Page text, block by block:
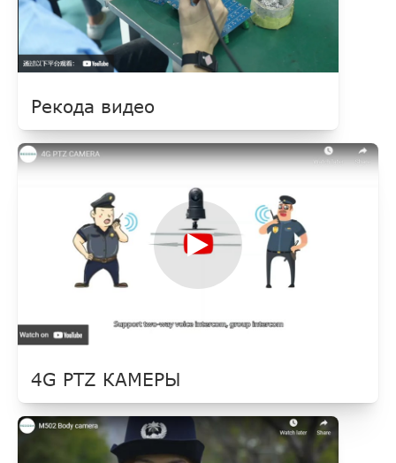
Рекода видео
4G PTZ КАМЕРЫ